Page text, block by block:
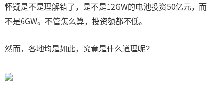
怀疑是不是理解错了，是不是12GW的电池投资50亿元，而
不是6GW。不管怎么算，投资额都不低。
然而，各地均是如此，究竟是什么道理呢？